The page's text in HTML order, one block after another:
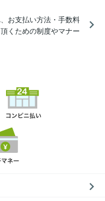
お支払い方法・手数料
くための制度やマナー